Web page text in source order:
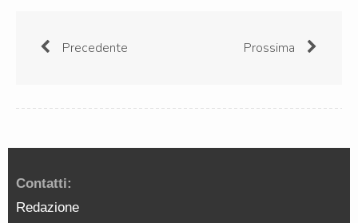
Precedente Prossima
Contatti:
Redazione